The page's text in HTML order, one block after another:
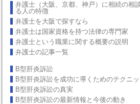
弁護士（大阪、京都、神戸）に相続の相
る人の特徴
弁護士を大阪で探すなら
弁護士は国家資格を持つ法律の専門家
弁護士という職業に関する概要の説明
弁護士の記事一覧
B型肝炎訴訟
B型肝炎訴訟を成功に導くためのテクニッ
B型肝炎訴訟の真実
B型肝炎訴訟の最新情報と今後の動き